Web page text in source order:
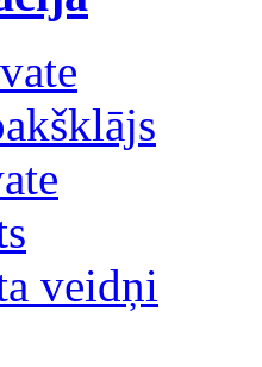
veidņi